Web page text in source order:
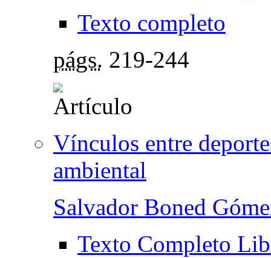
Texto completo
págs. 219-244
Vínculos entre
ambiental
Salvador Boned
Texto Completo